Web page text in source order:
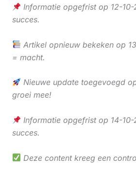
Informatie opgefrist op 12-
succes.
Artikel opnieuw bekeken op
= macht.
Nieuwe update toegevoegd
groei mee!
Informatie opgefrist op 14-
succes.
Deze content kreeg een